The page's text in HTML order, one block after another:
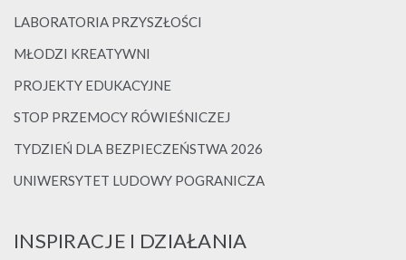
LABORATORIA PRZYSZŁOŚCI
MŁODZI KREATYWNI
PROJEKTY EDUKACYJNE
STOP PRZEMOCY RÓWIEŚNICZEJ
TYDZIEŃ DLA BEZPIECZEŃSTWA 2026
UNIWERSYTET LUDOWY POGRANICZA
INSPIRACJE I DZIAŁANIA